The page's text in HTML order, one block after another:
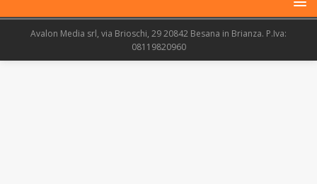
Avalon Media srl, via Brioschi, 29 20842 Besana in Brianza. P.Iva:
08119820960